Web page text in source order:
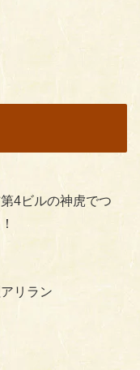
4ビルの神虎でつ
リラン